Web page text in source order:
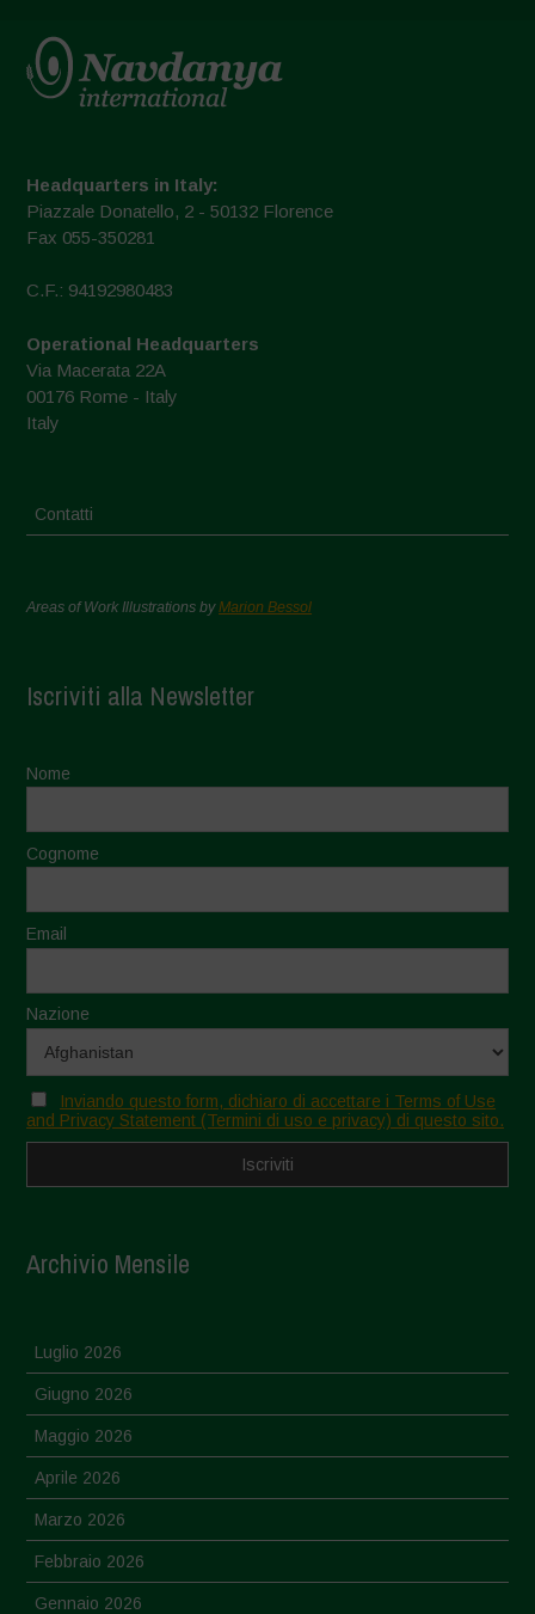
Headquarters in Italy:
Piazzale Donatello, 2 - 50132 Florence
Fax 055-350281
C.F.: 94192980483
Operational Headquarters
Via Macerata 22A
00176 Rome - Italy
Italy
Contatti
Areas of Work Illustrations byMarion Bessol
Iscriviti alla Newsletter
Nome
Cognome
Email
Nazione
Inviando questo form, dichiaro di accettare i Terms of Use
and Privacy Statement (Termini di uso e privacy) di questo sito.
Archivio Mensile
Luglio 2026
Giugno 2026
Maggio 2026
Aprile 2026
Marzo 2026
Febbraio 2026
Gennaio 2026